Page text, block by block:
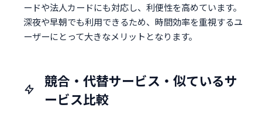
ードや法人カードにも対応し、利便性を高めています。
深夜や早朝でも利用できるため、時間効率を重視するユ
ーザーにとって大きなメリットとなります。
競合・代替サービス・似ているサ
ービス比較